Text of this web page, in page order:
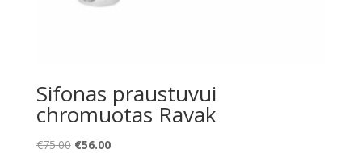
Sifonas praustuvui
chromuotas Ravak
€75.00 Original
€56.00Current